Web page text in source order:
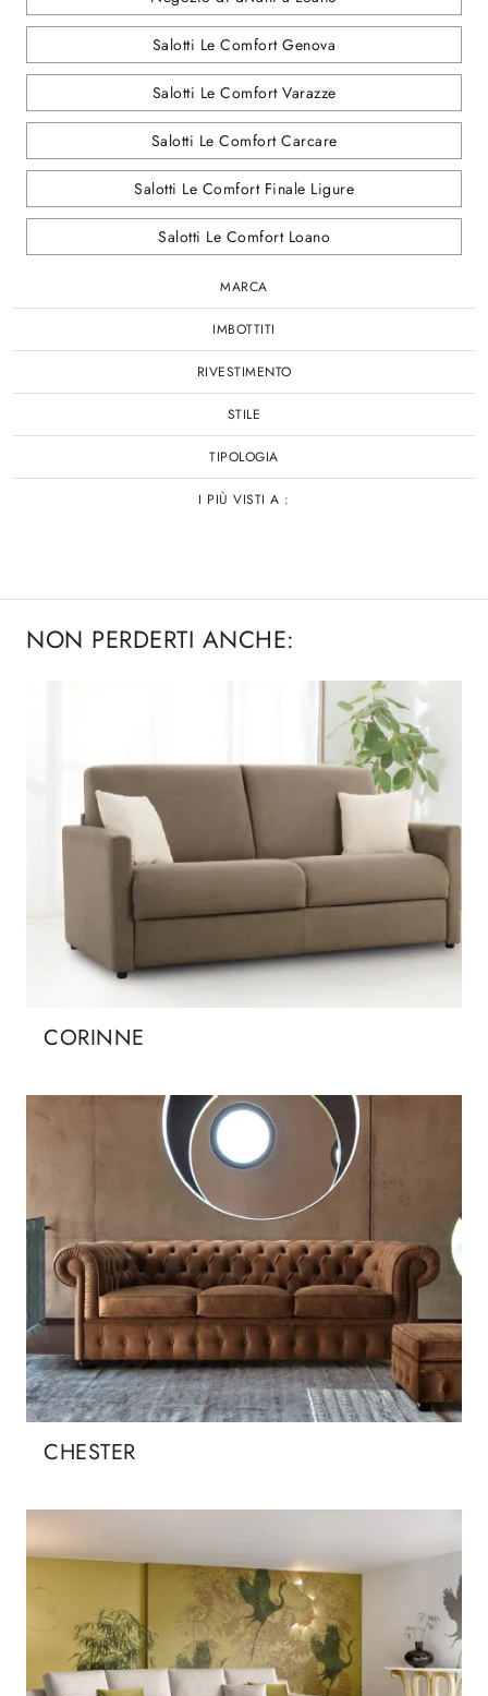
Salotti Le Comfort Genova
Salotti Le Comfort Varazze
Salotti Le Comfort Carcare
Salotti Le Comfort Finale Ligure
Salotti Le Comfort Loano
MARCA
IMBOTTITI
RIVESTIMENTO
STILE
TIPOLOGIA
I PIÙ VISTI A :
NON PERDERTI ANCHE:
CORINNE
CHESTER